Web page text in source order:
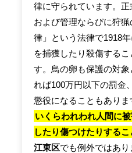
律に守られています。
および管理ならびに狩
律」という法律で1918
を捕獲したり殺傷する
す。鳥の卵も保護の対
れば100万円以下の罰金
懲役になることもありま
いくらわれわれ人間に
したり傷つけたりするこ
江東区でも例外ではあ